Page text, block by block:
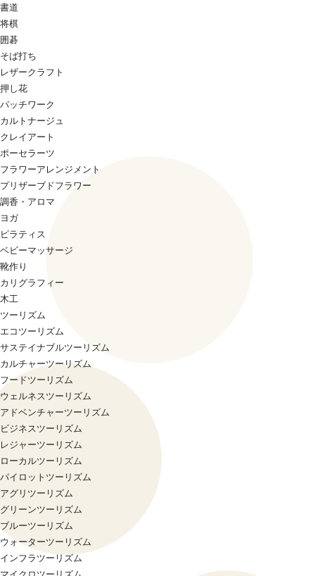
書道
将棋
囲碁
そば打ち
レザークラフト
押し花
パッチワーク
カルトナージュ
クレイアート
ポーセラーツ
フラワーアレンジメント
プリザーブドフラワー
調香・アロマ
ヨガ
ピラティス
ベビーマッサージ
靴作り
カリグラフィー
木工
ツーリズム
エコツーリズム
サステイナブルツーリズム
カルチャーツーリズム
フードツーリズム
ウェルネスツーリズム
アドベンチャーツーリズム
ビジネスツーリズム
レジャーツーリズム
ローカルツーリズム
パイロットツーリズム
アグリツーリズム
グリーンツーリズム
ブルーツーリズム
ウォーターツーリズム
インフラツーリズム